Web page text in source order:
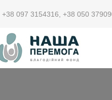
+38 097 3154316 +38 050